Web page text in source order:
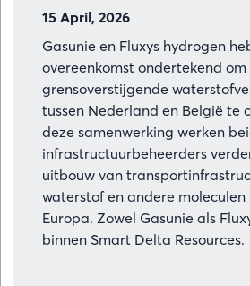
15 April, 2026
Gasunie en Fluxys hydrogen
overeenkomst ondertekend om
grensoverstijgende
tussen Nederland en België te
deze samenwerking werken
infrastructuurbeheerders
uitbouw van
waterstof en andere
Europa. Zowel Gasunie als
binnen Smart Delta Resources.